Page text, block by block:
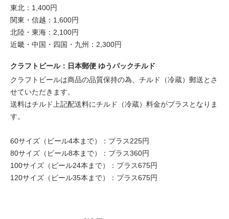
東北：1,400円
関東・信越：1,600円
北陸・東海：2,100円
近畿・中国・四国・九州：2,300円
クラフトビール：日本郵便 ゆうパックチルド
クラフトビールは商品の品質保持の為、チルド（冷蔵）郵送とさ
せていただきます。
送料はチルド上記配送料にチルド（冷蔵）料金がプラスとなりま
す。
60サイズ（ビール4本まで）：プラス225円
80サイズ（ビール8本まで）：プラス360円
100サイズ（ビール24本まで）：プラス675円
120サイズ（ビール35本まで）：プラス675円